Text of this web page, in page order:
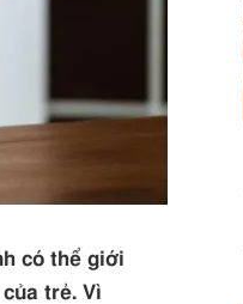
có thể giới
trẻ. Vì